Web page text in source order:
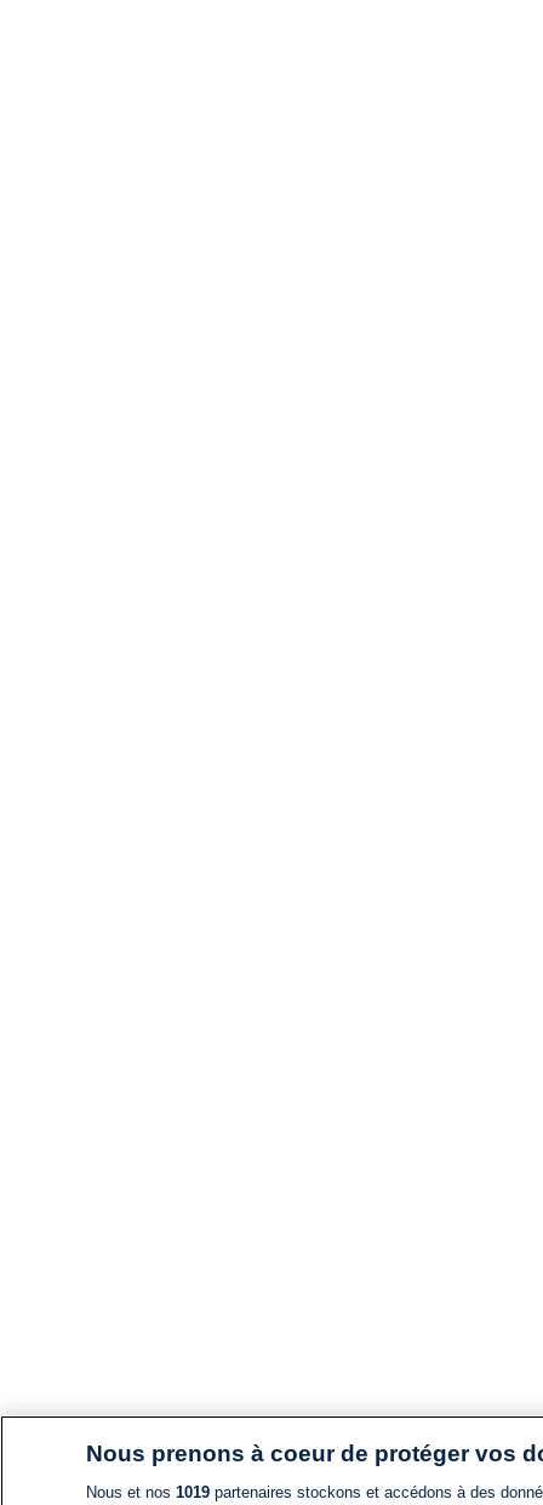
Nous prenons à coeur de protéger vos
Nous et nos 1019partenaires stockons et accédons à des